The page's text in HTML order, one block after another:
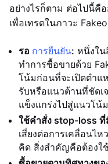
อย่างไรก็ตาม ต่อไปนี้คื
เพื่อเทรดในภาวะ
รอ การยืนยัน: หนึ่งใ
ทำการซื้อขายด้วย
โน้มก่อนที่จะเปิดตำแ
รับหรือแนวต้านที่ชัดเ
แข็งแกร่งไปสู่แนวโน้ม
ใช้คำสั่ง stop-loss ที่
เสี่ยงต่อการเคลื่อนไ
คิด สิ่งสำคัญคือต้องใ